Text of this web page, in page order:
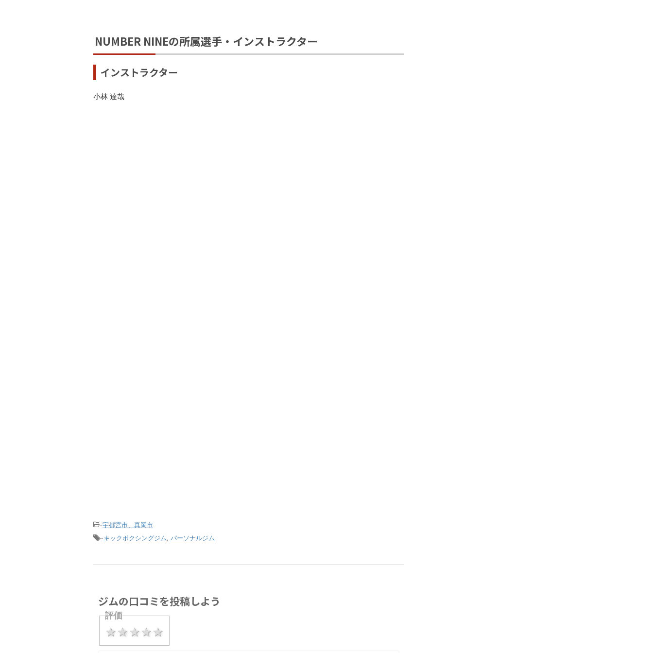
NUMBER NINEの所属選手・インストラクター
インストラクター
小林 達哉
-宇都宮市、真岡市
-キックボクシングジム パーソナルジム
ジムの口コミを投稿しよう
評価
4 stars
3 stars
2 stars
1 star